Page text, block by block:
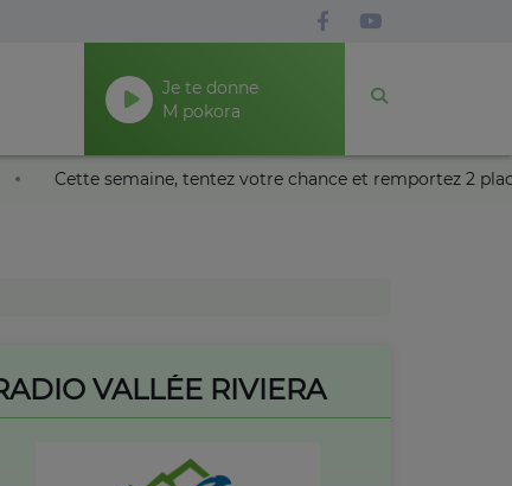
Je te donne
M pokora
! Cette semaine, tentez votre chance et
VALLÉE RIVIERA